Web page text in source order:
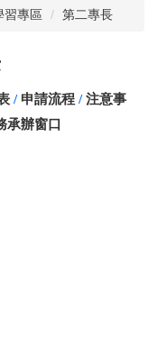
習專區 第二專長
/ 申請流程 /注意事
承辦窗口